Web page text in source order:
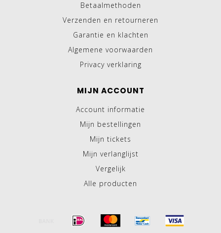
Betaalmethoden
Verzenden en retourneren
Garantie en klachten
Algemene voorwaarden
Privacy verklaring
MIJN ACCOUNT
Account informatie
Mijn bestellingen
Mijn tickets
Mijn verlanglijst
Vergelijk
Alle producten